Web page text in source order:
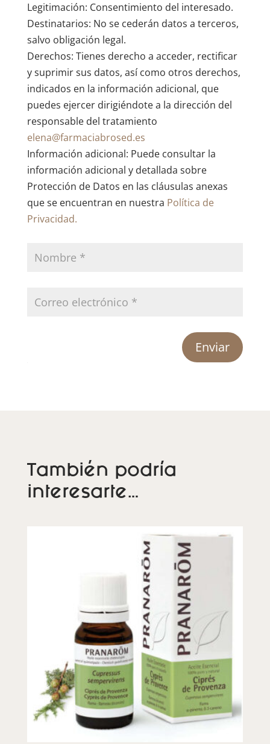
Legitimación: Consentimiento del interesado.
Destinatarios: No se cederán datos a terceros,
salvo obligación legal.
Derechos: Tienes derecho a acceder, rectificar
y suprimir sus datos, así como otros derechos,
indicados en la información adicional, que
puedes ejercer dirigiéndote a la dirección del
responsable del tratamiento
elena@farmaciabrosed.es
Información adicional: Puede consultar la
información adicional y detallada sobre
Protección de Datos en las cláusulas anexas
que se encuentran en nuestra Política de
Privacidad.
Enviar
También podría
interesarte…